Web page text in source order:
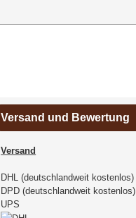
Versand und Bewertung
Versand
DHL (deutschlandweit kostenlos)
DPD (deutschlandweit kostenlos)
UPS